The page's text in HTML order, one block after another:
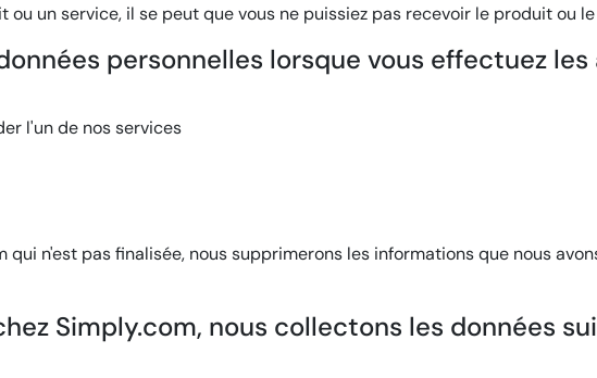
un service, il se peut que vous ne puissiez pas recevoir le produit ou
personnelles lorsque vous effectuez les
l'un de nos services
qui n'est pas finalisée, nous supprimerons les informations que nous
Simply.com, nous collectons les données